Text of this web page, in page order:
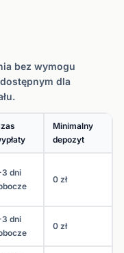
bez wymogu
dla
Minimalny
depozyt
3 dni
0 zł
3 dni
0 zł